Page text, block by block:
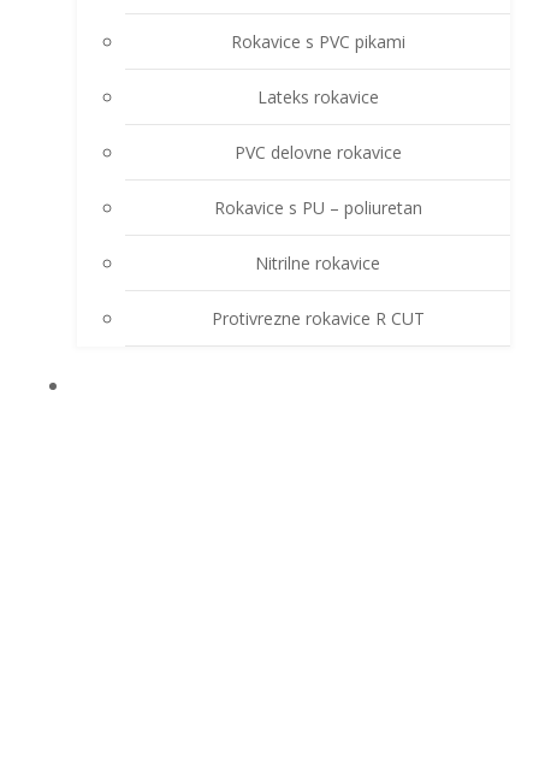
Rokavice s PVC pikami
Lateks rokavice
PVC delovne rokavice
Rokavice s PU – poliuretan
Nitrilne rokavice
Protivrezne rokavice R CUT